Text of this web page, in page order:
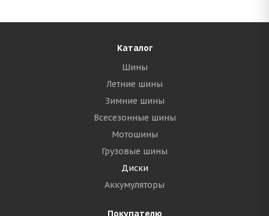
Каталог
Шины
Летние шины
Зимние шины
Всесезонные шины
Мотошины
Грузовые шины
Диски
Аккумуляторы
Покупателю